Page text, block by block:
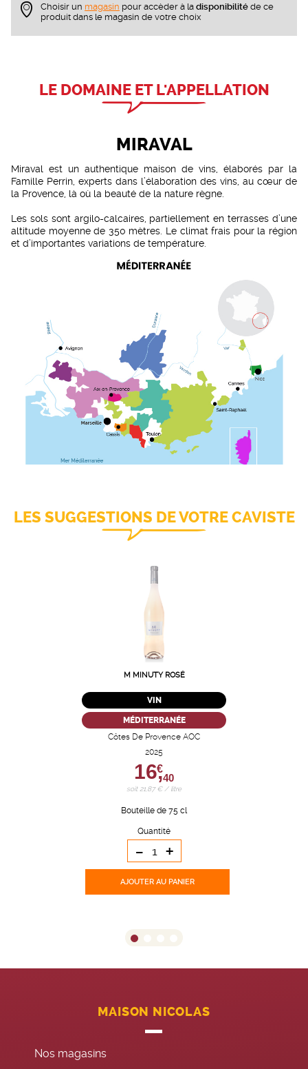
Choisir un magasin pour accèder à la disponibilité de ce
produit dans le magasin de votre choix
LE DOMAINE ET L'APPELLATION
MIRAVAL
Miraval est un authentique maison de vins, élaborés par la
Famille Perrin, experts dans l’élaboration des vins, au cœur de
la Provence, ​là où la beauté de la nature règne.
Les sols sont argilo-calcaires, partiellement en terrasses d’une
altitude moyenne de 350 mètres. Le climat frais pour la région
et d’importantes variations de température.
LES SUGGESTIONS DE VOTRE CAVISTE
M MINUTY ROSÉ
VIN
MÉDITERRANÉE
Côtes De Provence AOC
2025
16,
€
40
soit 21,87 € / litre
Bouteille de 75 cl
Quantité
- +
AJOUTER AU PANIER
MAISON NICOLAS
Nos magasins